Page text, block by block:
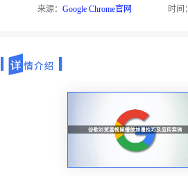
来源： Google Chrome官网 时间